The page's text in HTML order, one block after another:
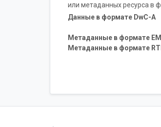
или метаданных ресурса в
Данные в формате DwC-A
Метаданные в формате
Метаданные в формате